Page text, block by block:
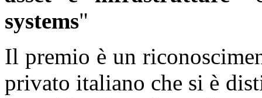
systems"
Il premio è un
privato italiano che si è